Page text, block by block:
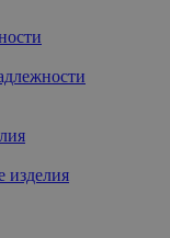
изделия